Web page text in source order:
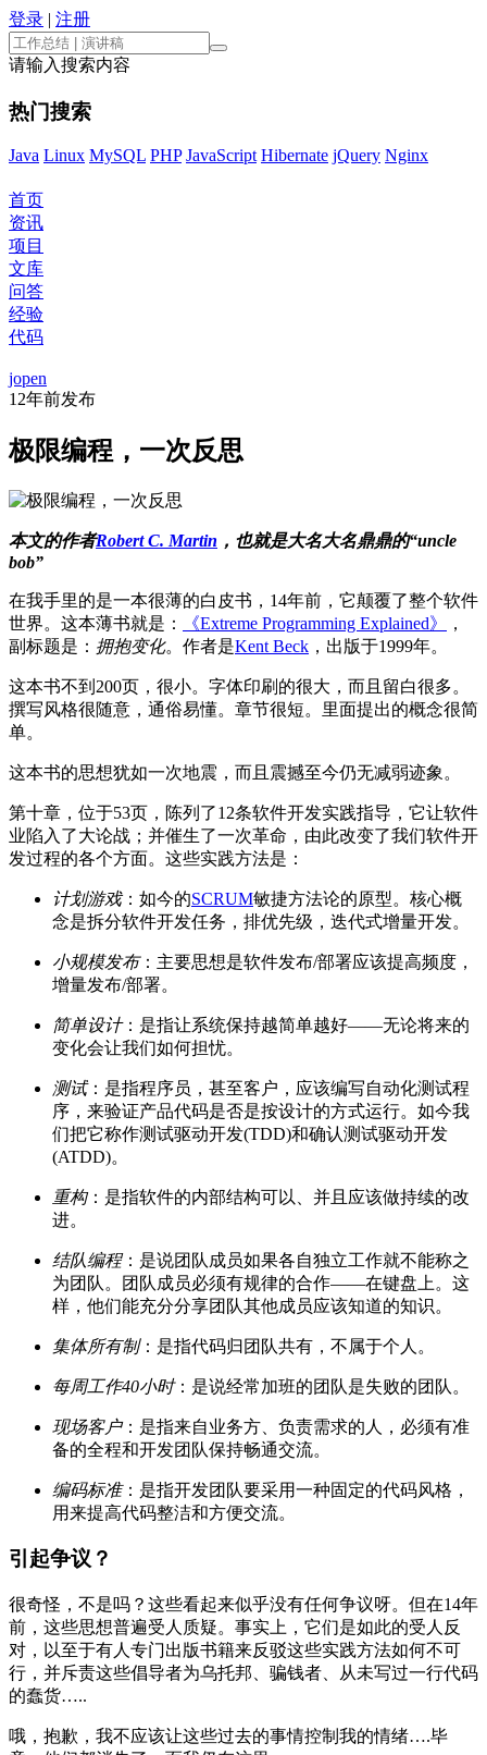
登录 | 注册
请输入搜索内容
热门搜索
Java Linux MySQL PHP JavaScript Hibernate jQuery Nginx
首页
资讯
项目
文库
问答
经验
代码
jopen
12年前发布
极限编程，一次反思
本文的作者Robert C. Martin ，也就是大名大名鼎鼎的“uncle
bob”
在我手里的是一本很薄的白皮书，14年前，它颠覆了整个软件
世界。这本薄书就是：
《Extreme Programming Explained》
，
副标题是： 拥抱变化。作者是Kent Beck ，出版于1999年。
这本书不到200页，很小。字体印刷的很大，而且留白很多。
撰写风格很随意，通俗易懂。章节很短。里面提出的概念很简
单。
这本书的思想犹如一次地震，而且震撼至今仍无减弱迹象。
第十章，位于53页，陈列了12条软件开发实践指导，它让软件
业陷入了大论战；并催生了一次革命，由此改变了我们软件开
发过程的各个方面。这些实践方法是：
计划游戏：如今的SCRUM敏捷方法论的原型。核心概
念是拆分软件开发任务，排优先级，迭代式增量开发。
小规模发布：主要思想是软件发布/部署应该提高频度，
增量发布/部署。
简单设计：是指让系统保持越简单越好——无论将来的
变化会让我们如何担忧。
测试：是指程序员，甚至客户，应该编写自动化测试程
序，来验证产品代码是否是按设计的方式运行。如今我
们把它称作测试驱动开发(TDD)和确认测试驱动开发
(ATDD)。
重构：是指软件的内部结构可以、并且应该做持续的改
进。
结队编程：是说团队成员如果各自独立工作就不能称之
为团队。团队成员必须有规律的合作——在键盘上。这
样，他们能充分分享团队其他成员应该知道的知识。
集体所有制：是指代码归团队共有，不属于个人。
每周工作40小时：是说经常加班的团队是失败的团队。
现场客户：是指来自业务方、负责需求的人，必须有准
备的全程和开发团队保持畅通交流。
编码标准：是指开发团队要采用一种固定的代码风格，
用来提高代码整洁和方便交流。
引起争议？
很奇怪，不是吗？这些看起来似乎没有任何争议呀。但在14年
前，这些思想普遍受人质疑。事实上，它们是如此的受人反
对，以至于有人专门出版书籍来反驳这些实践方法如何不可
行，并斥责这些倡导者为乌托邦、骗钱者、从未写过一行代码
的蠢货…..
哦，抱歉，我不应该让这些过去的事情控制我的情绪….毕